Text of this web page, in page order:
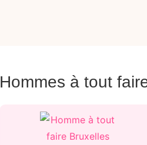
Hommes à tout